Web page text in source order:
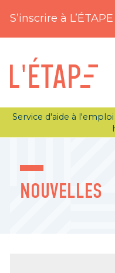
S’inscrire à L’ÉTAPE
Service d'aide à
NOUVELLES